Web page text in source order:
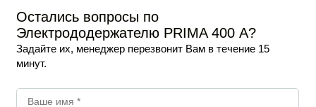
Остались вопросы по
Электрододержателю PRIMA 400 А?
Задайте их, менеджер перезвонит Вам в течение 15
минут.